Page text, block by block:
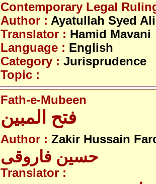
Contemporary Legal
Author : Ayatullah Syed
Translator : Hamid Mavani
Language : English
Category : Jurisprudence
Topic :
Fath-e-Mubeen
فتح المبین
Author : Zakir Hussain
حسین فاروقی
Translator :